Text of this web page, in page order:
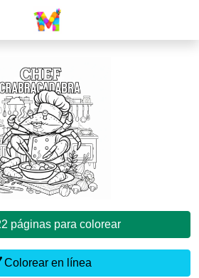
Ver 22 páginas para colorear
Colorear en línea